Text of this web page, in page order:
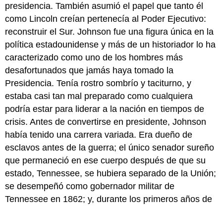
presidencia. También asumió el papel que tanto él
como Lincoln creían pertenecía al Poder Ejecutivo:
reconstruir el Sur. Johnson fue una figura única en la
política estadounidense y más de un historiador lo ha
caracterizado como uno de los hombres más
desafortunados que jamás haya tomado la
Presidencia. Tenía rostro sombrío y taciturno, y
estaba casi tan mal preparado como cualquiera
podría estar para liderar a la nación en tiempos de
crisis. Antes de convertirse en presidente, Johnson
había tenido una carrera variada. Era dueño de
esclavos antes de la guerra; el único senador sureño
que permaneció en ese cuerpo después de que su
estado, Tennessee, se hubiera separado de la Unión;
se desempeñó como gobernador militar de
Tennessee en 1862; y, durante los primeros años de